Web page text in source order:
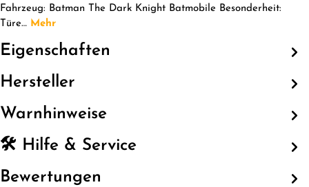
Fahrzeug: Batman The Dark Knight Batmobile Besonderheit:
Türe… Mehr
Eigenschaften
Hersteller
Warnhinweise
🛠️ Hilfe & Service
Bewertungen